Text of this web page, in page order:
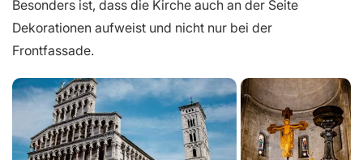
Besonders ist, dass die Kirche auch an der Seite
Dekorationen aufweist und nicht nur bei der
Frontfassade.